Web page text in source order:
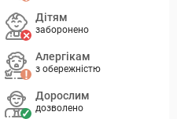
Дітям
заборонено
Алергікам
з обережністю
Дорослим
дозволено